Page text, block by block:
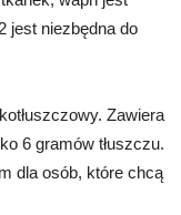
jest niezbędna do
Zawiera
6 gramów tłuszczu.
dla osób, które chcą